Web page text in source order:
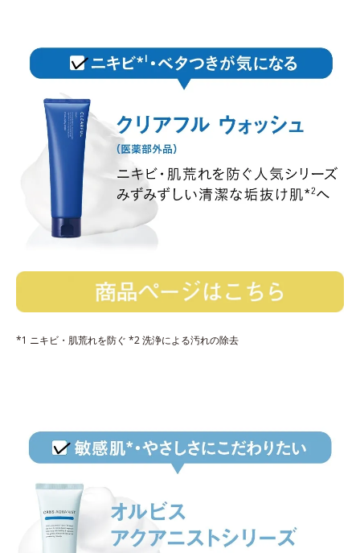
*1 ニキビ・肌荒れを防ぐ *2 洗浄による汚れの除去